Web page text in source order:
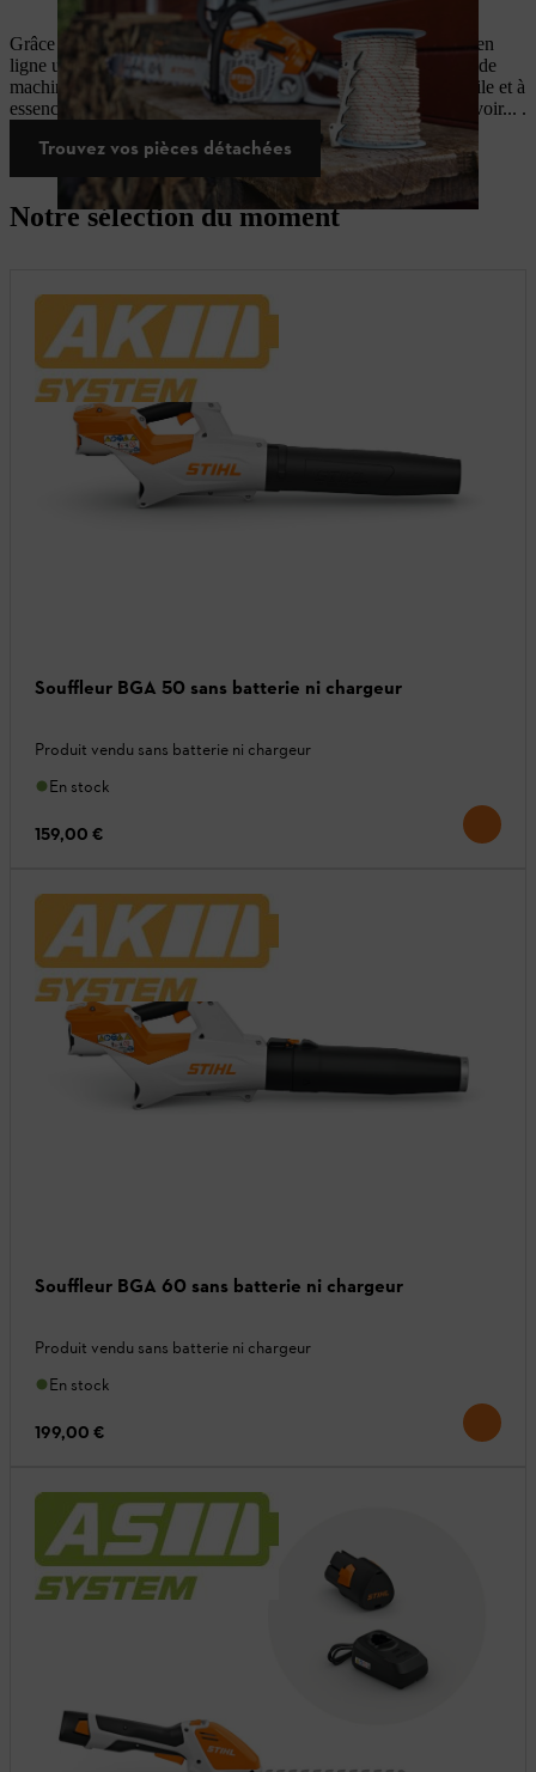
Grâce à notre outil de recherche, retrouvez sur notre boutique en
ligne un large choix de pièces détachées adaptées à tous types de
machines STIHL : filtres à air, bougies d’allumage, filtres à huile et à
essence, pignons, dispositifs de démarrage, bouchons de réservoir... .
Trouvez vos pièces détachées
Notre sélection du moment
Souffleur BGA 50 sans batterie ni chargeur
Produit vendu sans batterie ni chargeur
En stock
159,00 €
Souffleur BGA 60 sans batterie ni chargeur
Produit vendu sans batterie ni chargeur
En stock
199,00 €